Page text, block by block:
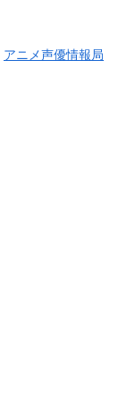
アニメ声優情報局